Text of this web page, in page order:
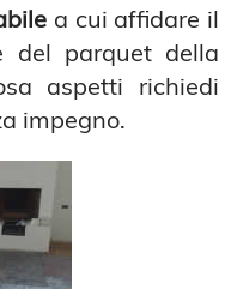
a cui affidare il
del parquet della
aspetti richiedi
impegno.